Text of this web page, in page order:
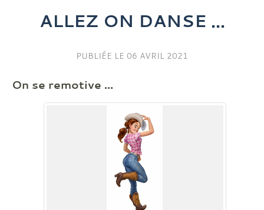
ALLEZ ON DANSE ...
PUBLIÉE LE 06 AVRIL 2021
On se remotive ...